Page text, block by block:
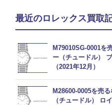
最近のロレックス買取
M79010SG-0001を
ー（チュードル）
（2021年12月）
M28600-0005を売
（チュードル） ロ